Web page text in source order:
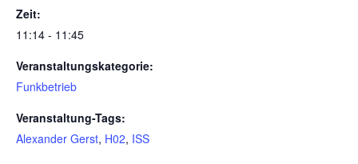
Zeit:
11:14 - 11:45
Veranstaltungskategorie:
Funkbetrieb
Veranstaltung-Tags:
Alexander Gerst, H02, ISS